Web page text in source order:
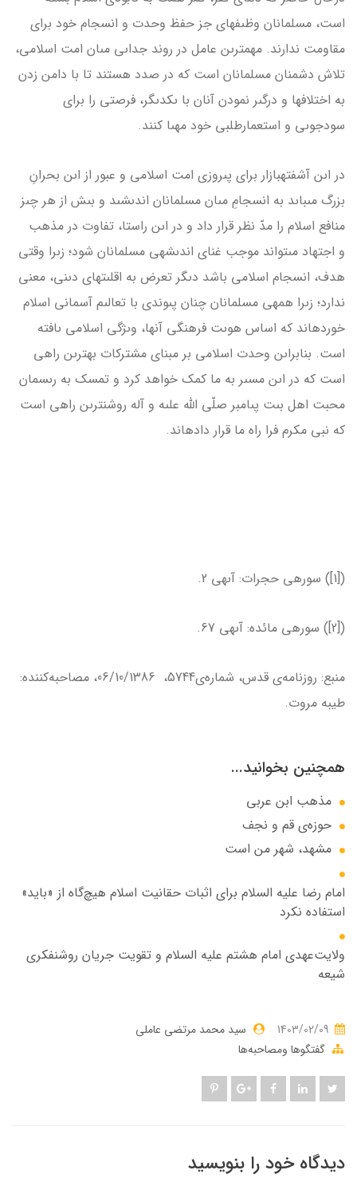
است، مسلمانان وظىفه­اى جز حفظ وحدت و انسجام خود براى
مقاومت ندارند. مهم­ترىن عامل در روند جداىى مىان امت اسلامى،
تلاش دشمنان مسلمانان است كه در صدد هستند تا با دامن زدن
به اختلاف­ها و درگىر نمودن آنان با ىكدىگر، فرصتى را براى
سودجوىى و استعمار‌طلبى خود مهىا كنند.
در اىن آشفته‏بازار براى پىروزى امت اسلامى و عبور از اىن بحرانِ
بزرگ مى­باىد به انسجامِ مىان مسلمانان اندىشىد و بىش از هر چىز
منافع اسلام را مدّ نظر قرار داد و در اىن راستا، تفاوت در مذهب
و اجتهاد مى­تواند موجب غناى اندىشه­ى مسلمانان شود؛ زىرا وقتى
هدف، انسجام اسلامى باشد دىگر تعرض به اقلىت‏هاى دىنى، معنى
ندارد؛ زىرا همه­ى مسلمانان چنان پىوندى با تعالىم آسمانى اسلام
خورده­اند كه اساس هوىت فرهنگى آن­ها، وىژگى اسلامى ىافته
است. بنابراىن وحدت اسلامى بر مبناى مشتركات بهترىن راهى
است كه در اىن مسىر به ما كمک خواهد كرد و تمسک به رىسمان
محبت اهل‏ بىت پىامبر صلّى الله علىه و آله روشن‏ترىن راهى است
كه نبى مكرم فرا راه ما قرار داده‎اند.
([1]) سوره­ى حجرات: آىه­ى 2.
([2]) سوره­ى مائده: آىه­ى 67.
منبع: روزنامه‌ی قدس، شماره‌ی5744، 06/10/1386، مصاحبه‌کننده:
طیبه مروت.
همچنین بخوانید...
مذهب ابن عربى
حوزه‌ى قم و نجف
مشهد، شهر من است
امام رضا عليه السلام براى اثبات حقانيت اسلام هيچ‌گاه از «بايد»
استفاده نکرد
ولايت‌عهدى امام هشتم عليه السلام و تقويت جريان روشنفكرى
شيعه
سید محمد مرتضی عاملی
گفتگوها ومصاحبه‌ها
دیدگاه خود را بنویسید